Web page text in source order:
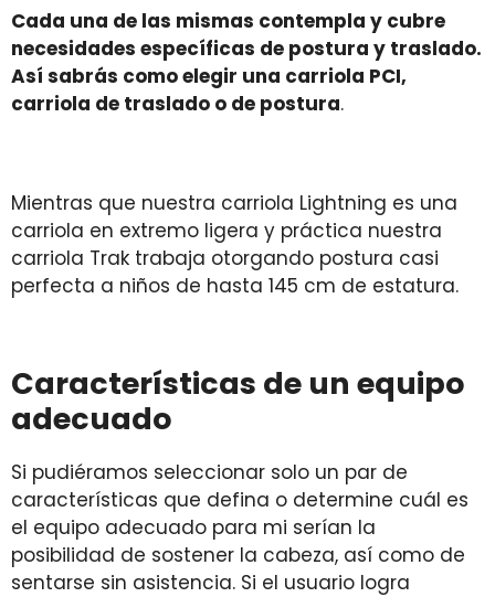
Cada una de las mismas contempla y cubre
necesidades específicas de postura y traslado.
Así sabrás como elegir una carriola PCI,
carriola de traslado o de postura.
Mientras que nuestra carriola Lightning es una
carriola en extremo ligera y práctica nuestra
carriola Trak trabaja otorgando postura casi
perfecta a niños de hasta 145 cm de estatura.
Características de un equipo
adecuado
Si pudiéramos seleccionar solo un par de
características que defina o determine cuál es
el equipo adecuado para mi serían la
posibilidad de sostener la cabeza, así como de
sentarse sin asistencia. Si el usuario logra